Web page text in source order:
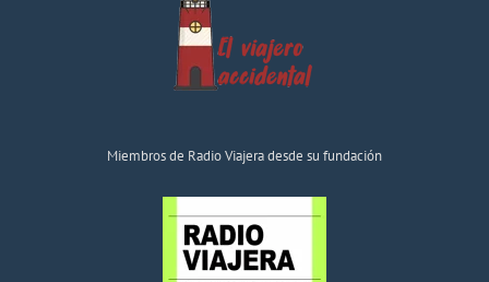
Miembros de Radio Viajera desde su fundación